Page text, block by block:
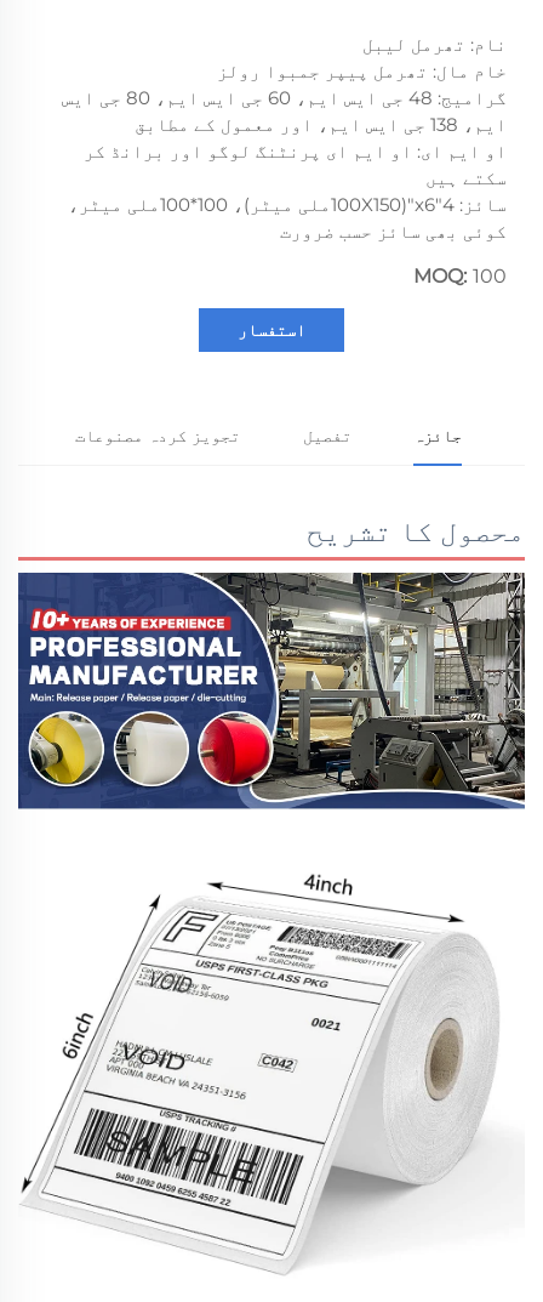
نام: تھرمل لیبل
خام مال: تھرمل پیپر جمبوا رولز
گرامیج: 48 جی ایس ایم، 60 جی ایس ایم، 80 جی ایس
ایم، 138 جی ایس ایم، اور معمول کے مطابق
او ایم ای: او ایم ای پرنٹنگ لوگو اور برانڈ کر
سکتے ہیں
سائز: 4"x6"(100X150ملی میٹر)، 100*100ملی میٹر،
کوئی بھی سائز حسب ضرورت
MOQ: 100
استفسار
جائزہ تفصیل تجویز کردہ مصنوعات
محصول کا تشریح